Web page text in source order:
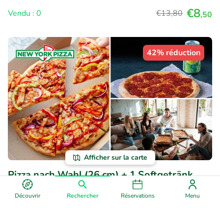
Découvrir Rechercher Réservations Menu
Afficher sur la carte
Vendu : 0
€13,80 €8,50
42% réduction
Pizza nach Wahl (26 cm) + 1 Softgetränk
(0,5 l) bei New York Pizza Bergisches Land